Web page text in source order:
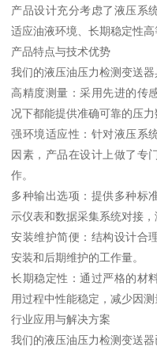
产品设计充分考虑了液压系
适应油液环境、长期稳定性高
产品特点与技术优势
我们的液压油压力检测变送器
高精度测量：采用先进的传
况下都能提供准确可靠的压
强环境适应性：针对液压系
因素，产品在设计上做了专
作。
多种输出选项：提供多种标
示仪表和数据采集系统对接，
安装维护简便：结构设计合
安装和后期维护的工作量。
长期稳定性：通过严格的材
用过程中性能稳定，减少因
行业应用与解决方案
我们的液压油压力检测变送器